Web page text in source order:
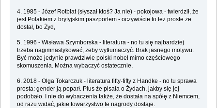
4. 1985 - Józef Rotblat (słyszał ktoś? Ja nie) - pokojowa - twierdził, że
jest Polakiem z brytyjskim paszportem - oczywiście to też proste że
dostał, bo Żyd,
5. 1996 - Wisława Szymborska - literatura - no tu się najbardziej
trzeba nagimnastykować, żeby wytłumaczyć. Brak jasnego motywu.
Być może jedynie prawdziwie polski nobel mimo częściowego
skomuszenia. Można wybaczyć ostatecznie,
6. 2018 - Olga Tokarczuk - literatura fifty-fifty z Handke - no tu sprawa
prosta: gender ją poparł. Plus że pisała o Żydach, jakby się jej
podobało. I nie do wybaczenia także, że dostała na spółę z Niemcem,
od razu widać, jakie towarzystwo te nagrody dostaje.